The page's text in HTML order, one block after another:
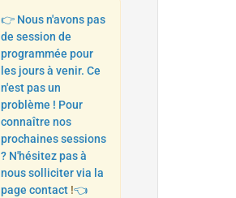
👉 Nous n'avons pas
de session de
programmée pour
les jours à venir. Ce
n'est pas un
problème ! Pour
connaître nos
prochaines sessions
? N'hésitez pas à
nous solliciter via la
page contact!👈